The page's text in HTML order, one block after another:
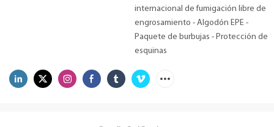
internacional de fumigación libre de
engrosamiento - Algodón EPE -
Paquete de burbujas - Protección de
esquinas